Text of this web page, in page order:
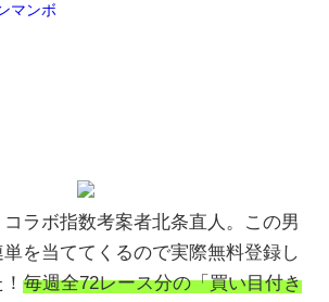
マンボ
コラボ指数考案者北条直人。この男
を当ててくるので実際無料登録し
！毎週全72レース分の「買い目付き